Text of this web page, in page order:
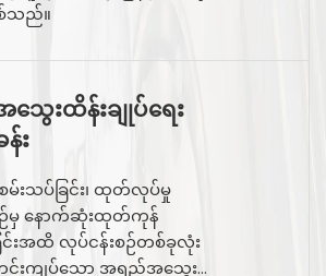
သည်။
ေးထိန်းချုပ်ရေး
း
မ်းသပ်ခြင်း၊ ထုတ်လုပ်မှု
ဉ်မှ နောက်ဆုံးထုတ်ကုန်
င်းအထိ လုပ်ငန်းစဉ်တစ်ခုလုံး
ကျပ်သော အရည်အသွေး